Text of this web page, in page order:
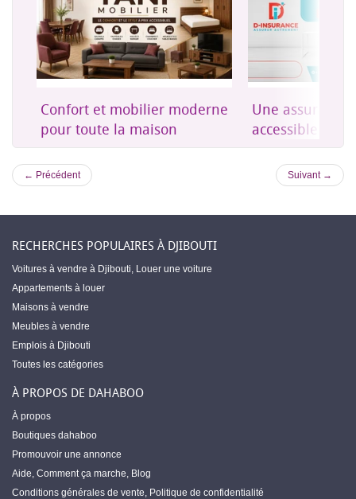
Confort et mobilier moderne
pour toute la maison
Une
accessible à
← Précédent Suivant →
RECHERCHES POPULAIRES À DJIBOUTI
Voitures à vendre à Djibouti, Louer une voiture
Appartements à louer
Maisons à vendre
Meubles à vendre
Emplois à Djibouti
Toutes les catégories
À PROPOS DE DAHABOO
À propos
Boutiques dahaboo
Promouvoir une annonce
Aide, Comment ça marche, Blog
Conditions générales de vente, Politique de confidentialité